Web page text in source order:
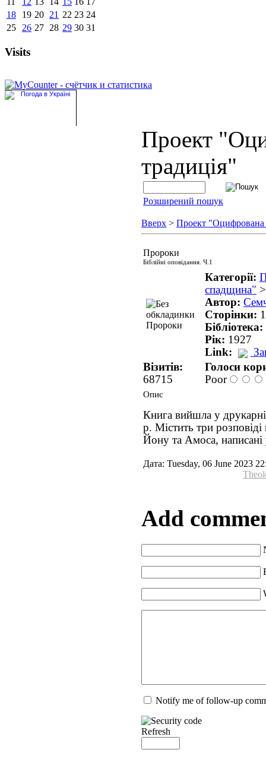
18
19 20 21 22 23 24
25
26 27 28 29 30 31
Visits
Проект
традиція"
Розширений пошук
Вверх > Проект
Пророки
Біблійні оповідання. Ч.1
Категорії:
спадщина"
Автор:
Сторінки:
Бібліотека:
Рік: 1927
Link:
Візитів:
68715
Голоси
Poor
Опис
Книга вийшла у
р. Містить три
Йону та Амоса,
Дата: Tuesday, 06 June 2023
Add
Notify me of follow-up
Refresh